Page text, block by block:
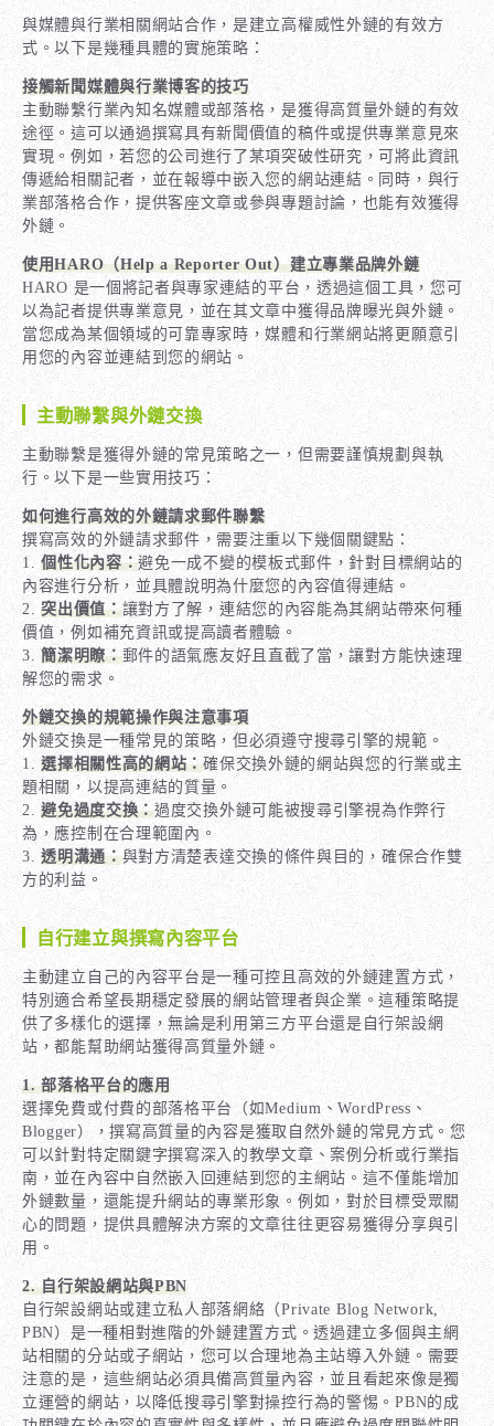
與媒體與行業相關網站合作，是建立高權威性外鏈的有效方
式。以下是幾種具體的實施策略：
接觸新聞媒體與行業博客的技巧
主動聯繫行業內知名媒體或部落格，是獲得高質量外鏈的有效
途徑。這可以通過撰寫具有新聞價值的稿件或提供專業意見來
實現。例如，若您的公司進行了某項突破性研究，可將此資訊
傳遞給相關記者，並在報導中嵌入您的網站連結。同時，與行
業部落格合作，提供客座文章或參與專題討論，也能有效獲得
外鏈。
使用HARO（Help a Reporter Out）建立專業品牌外鏈
HARO 是一個將記者與專家連結的平台，透過這個工具，您可
以為記者提供專業意見，並在其文章中獲得品牌曝光與外鏈。
當您成為某個領域的可靠專家時，媒體和行業網站將更願意引
用您的內容並連結到您的網站。
主動聯繫與外鏈交換
主動聯繫是獲得外鏈的常見策略之一，但需要謹慎規劃與執
行。以下是一些實用技巧：
如何進行高效的外鏈請求郵件聯繫
撰寫高效的外鏈請求郵件，需要注重以下幾個關鍵點：
1.個性化內容：避免一成不變的模板式郵件，針對目標網站的
內容進行分析，並具體說明為什麼您的內容值得連結。
2.突出價值：讓對方了解，連結您的內容能為其網站帶來何種
價值，例如補充資訊或提高讀者體驗。
3.簡潔明瞭：郵件的語氣應友好且直截了當，讓對方能快速理
解您的需求。
外鏈交換的規範操作與注意事項
外鏈交換是一種常見的策略，但必須遵守搜尋引擎的規範。
1.選擇相關性高的網站：確保交換外鏈的網站與您的行業或主
題相關，以提高連結的質量。
2.避免過度交換：過度交換外鏈可能被搜尋引擎視為作弊行
為，應控制在合理範圍內。
3.透明溝通：與對方清楚表達交換的條件與目的，確保合作雙
方的利益。
自行建立與撰寫內容平台
主動建立自己的內容平台是一種可控且高效的外鏈建置方式，
特別適合希望長期穩定發展的網站管理者與企業。這種策略提
供了多樣化的選擇，無論是利用第三方平台還是自行架設網
站，都能幫助網站獲得高質量外鏈。
1. 部落格平台的應用
選擇免費或付費的部落格平台（如Medium、WordPress、
Blogger），撰寫高質量的內容是獲取自然外鏈的常見方式。您
可以針對特定關鍵字撰寫深入的教學文章、案例分析或行業指
南，並在內容中自然嵌入回連結到您的主網站。這不僅能增加
外鏈數量，還能提升網站的專業形象。例如，對於目標受眾關
心的問題，提供具體解決方案的文章往往更容易獲得分享與引
用。
2. 自行架設網站與PBN
自行架設網站或建立私人部落網絡（Private Blog Network,
PBN）是一種相對進階的外鏈建置方式。透過建立多個與主網
站相關的分站或子網站，您可以合理地為主站導入外鏈。需要
注意的是，這些網站必須具備高質量內容，並且看起來像是獨
立運營的網站，以降低搜尋引擎對操控行為的警惕。PBN的成